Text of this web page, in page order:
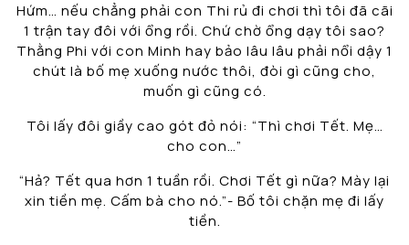
Hứm… nếu chẳng phải con Thi rủ đi chơi thì tôi đã cãi
1 trận tay đôi với ổng rồi. Chứ chờ ổng dạy tôi sao?
Thằng Phi với con Minh hay bảo lâu lâu phải nổi dậy 1
chút là bố mẹ xuống nước thôi, đòi gì cũng cho,
muốn gì cũng có.
Tôi lấy đôi giầy cao gót đỏ nói: “Thì chơi Tết. Mẹ…
cho con…”
“Hả? Tết qua hơn 1 tuần rồi. Chơi Tết gì nữa? Mày lại
xin tiền mẹ. Cấm bà cho nó.”- Bố tôi chặn mẹ đi lấy
tiền.